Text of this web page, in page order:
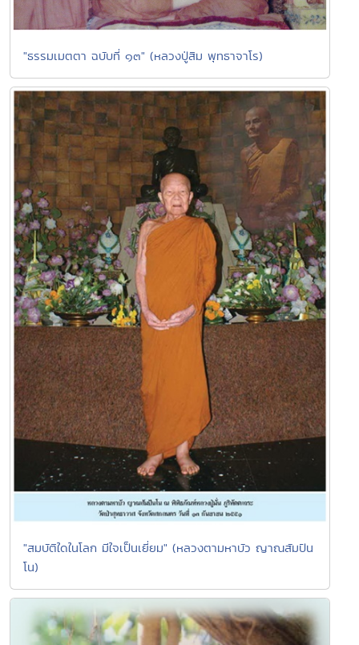
"ธรรมเมตตา ฉบับที่ ๑๓" (หลวงปู่สิม พุทธาจาโร)
"สมบัติใดในโลก มีใจเป็นเยี่ยม" (หลวงตามหาบัว ญาณสัมปัน
โน)